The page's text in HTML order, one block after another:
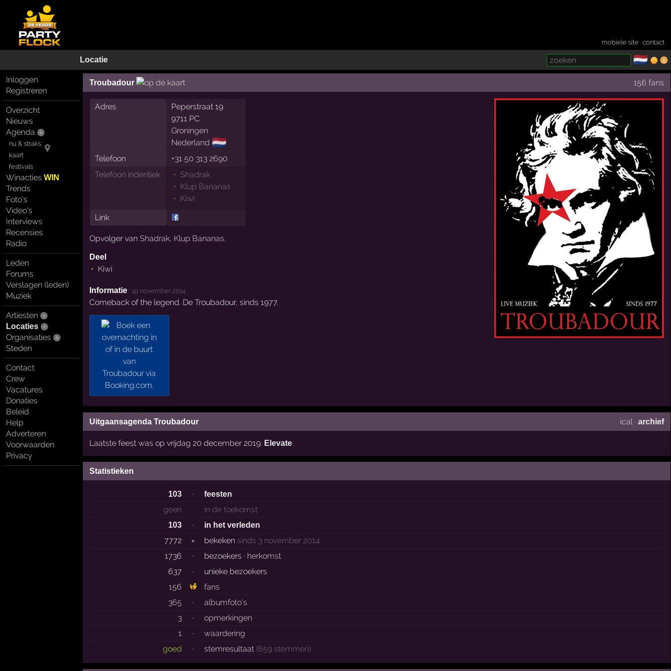
mobiele site ·contact
Locatie 🇳🇱
Inloggen
Registreren
Overzicht
Nieuws
Agenda
nu & straks
kaart
festivals
WinactiesWIN
Trends
Foto's
Video's
Interviews
Recensies
Radio
Leden
Forums
Verslagen (leden)
Muziek
Artiesten
Locaties
Organisaties
Steden
Contact
Crew
Vacatures
Donaties
Beleid
Help
Adverteren
Voorwaarden
Privacy
Troubadour 156 fans
Adres
Peperstraat 19
9711 PC
Groningen
Nederland 🇳🇱
Telefoon
+31 50 313 2690
Telefoon indentiek
Shadrak
Klup Bananas
Kiwi
Link
Opvolger van Shadrak, Klup Bananas.
Deel
Kiwi
Informatie · 19 november 2014
Comeback of the legend. De Troubadour, sinds 1977.
Uitgaansagenda Troubadour ical ·archief
Laatste feest was op vrijdag 20 december 2019: Elevate
Statistieken
103 · feesten
geen · in de toekomst
103 · in het verleden
7772 × bekeken sinds 3 november 2014
1736
· bezoekers · herkomst
637
·
unieke bezoekers
156
fans
365
·
albumfoto's
3
·
opmerkingen
1
·
waardering
goed
· stemresultaat (659 stemmen)